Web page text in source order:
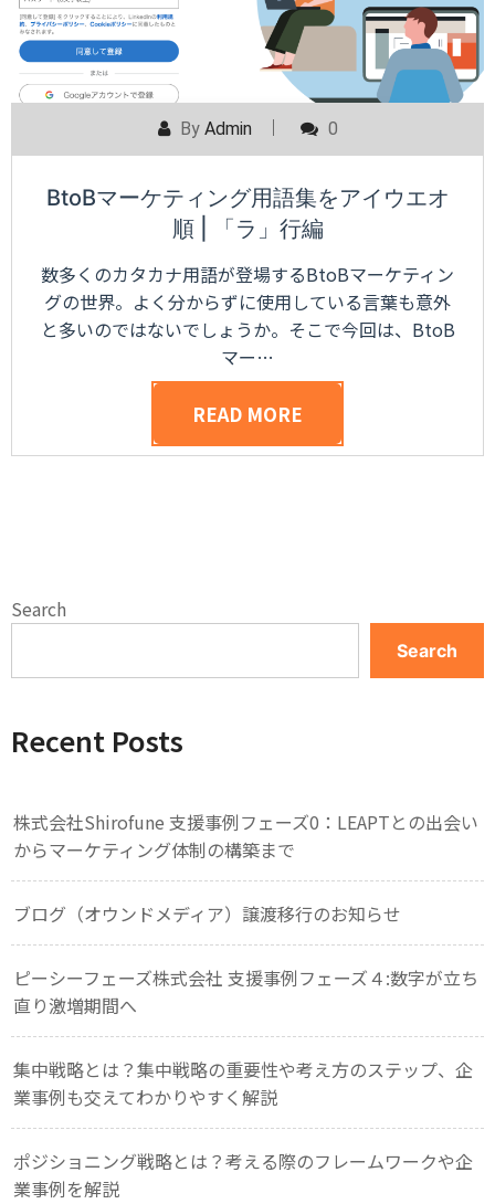
By Admin 0
BtoBマーケティング用語集をアイウエオ
順 | 「ラ」行編
数多くのカタカナ用語が登場するBtoBマーケティン
グの世界。よく分からずに使用している言葉も意外
と多いのではないでしょうか。そこで今回は、BtoB
マー…
READ MORE
Search
Search
Recent Posts
株式会社Shirofune 支援事例フェーズ0：LEAPTとの出会い
からマーケティング体制の構築まで
ブログ（オウンドメディア）譲渡移行のお知らせ
ピーシーフェーズ株式会社 支援事例フェーズ４:数字が立ち
直り激増期間へ
集中戦略とは？集中戦略の重要性や考え方のステップ、企
業事例も交えてわかりやすく解説
ポジショニング戦略とは？考える際のフレームワークや企
業事例を解説